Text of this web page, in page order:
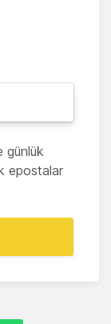
günlük
epostalar